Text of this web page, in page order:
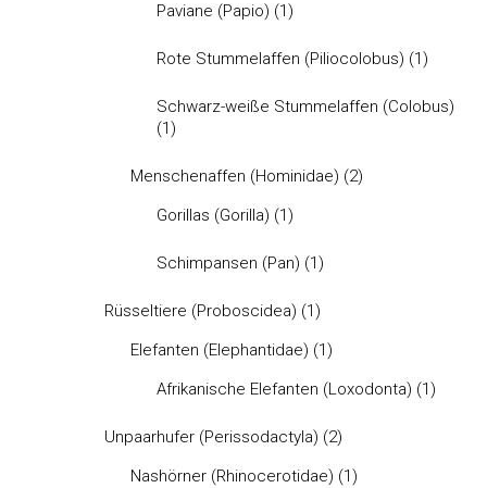
Paviane (Papio) (1)
Rote Stummelaffen (Piliocolobus) (1)
Schwarz-weiße Stummelaffen (Colobus)
(1)
Menschenaffen (Hominidae) (2)
Gorillas (Gorilla) (1)
Schimpansen (Pan) (1)
Rüsseltiere (Proboscidea) (1)
Elefanten (Elephantidae) (1)
Afrikanische Elefanten (Loxodonta) (1)
Unpaarhufer (Perissodactyla) (2)
Nashörner (Rhinocerotidae) (1)